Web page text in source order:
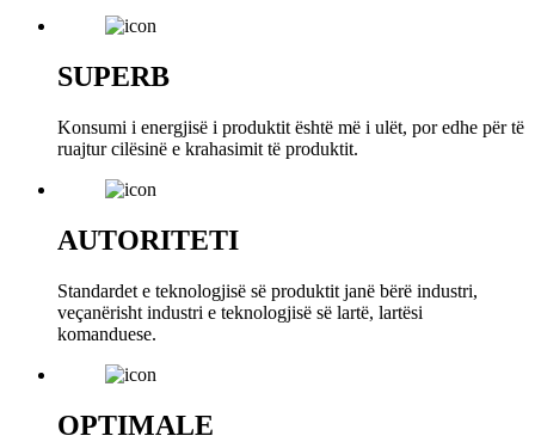
SUPERB
Konsumi i energjisë i produktit është më i ulët, por edhe për të
ruajtur cilësinë e krahasimit të produktit.
AUTORITETI
Standardet e teknologjisë së produktit janë bërë industri,
veçanërisht industri e teknologjisë së lartë, lartësi
komanduese.
OPTIMALE